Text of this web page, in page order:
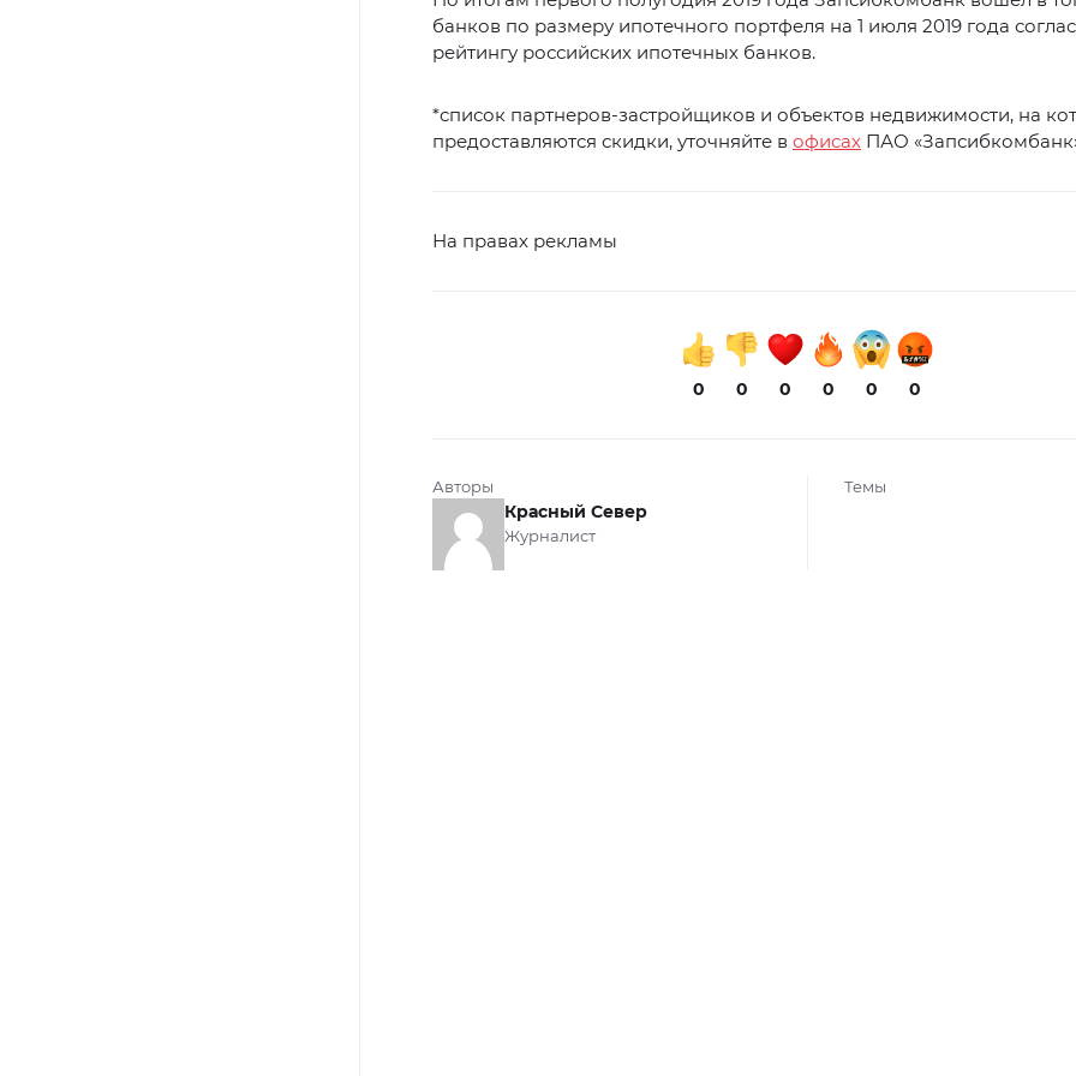
банков по размеру ипотечного портфеля на 1 июля 2019 года
рейтингу российских ипотечных банков.
*список партнеров-застройщиков и объектов недвижимости, на
предоставляются скидки, уточняйте в офисах ПАО
На правах рекламы
0 0 0 0 0 0
Авторы
Красный Север
Журналист
Темы